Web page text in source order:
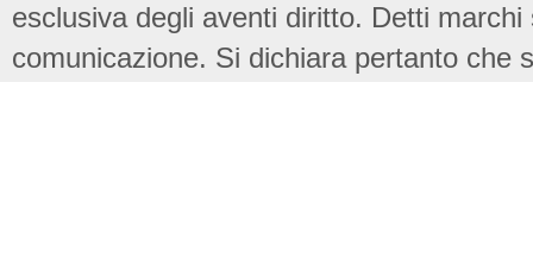
esclusiva degli aventi diritto. Detti
comunicazione. Si dichiara pertanto che